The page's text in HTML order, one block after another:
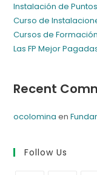
Instalación de
Curso de
Cursos de
Las FP Mejor
Recent
ocolomina en
Follow Us